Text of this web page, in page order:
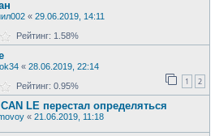
« 29.06.2019, 14:11
Рейтинг: 1.58%
« 28.06.2019, 22:14
1 2
Рейтинг: 0.95%
LE перестал определяться
« 21.06.2019, 11:18